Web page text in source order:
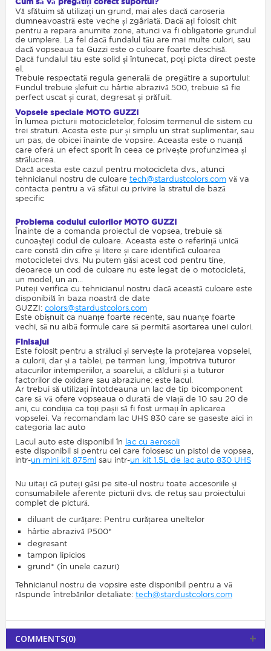
Vă sfătuim să utilizați un grund, mai ales dacă caroseria
dumneavoastră este veche și zgâriată. Dacă ați folosit chit
pentru a repara anumite zone, atunci va fi obligatorie grundul
de umplere. La fel dacă fundalul tău are mai multe culori, sau
dacă vopseaua ta Guzzi este o culoare foarte deschisă.
Dacă fundalul tău este solid și întunecat, poți picta direct peste
el.
Trebuie respectată regula generală de pregătire a suportului:
Fundul trebuie șlefuit cu hârtie abrazivă 500, trebuie să fie
perfect uscat și curat, degresat și prăfuit.
Vopsele speciale MOTO GUZZI
În lumea picturii motocicletelor, folosim termenul de sistem cu
trei straturi. Acesta este pur și simplu un strat suplimentar, sau
un pas, de obicei înainte de vopsire. Aceasta este o nuanță
care oferă un efect sporit în ceea ce privește profunzimea și
strălucirea.
Dacă acesta este cazul pentru motocicleta dvs., atunci
tehnicianul nostru de culoare tech@stardustcolors.com vă va
contacta pentru a vă sfătui cu privire la stratul de bază
specific
Problema codului culorilor MOTO GUZZI
Înainte de a comanda proiectul de vopsea, trebuie să
cunoașteți codul de culoare. Aceasta este o referință unică
care constă din cifre și litere și care identifică culoarea
motocicletei dvs. Nu putem găsi acest cod pentru tine,
deoarece un cod de culoare nu este legat de o motocicletă,
un model, un an...
Puteți verifica cu tehnicianul nostru dacă această culoare este
disponibilă în baza noastră de date
GUZZI: colors@stardustcolors.com
Este obișnuit ca nuanțe foarte recente, sau nuanțe foarte
vechi, să nu aibă formule care să permită asortarea unei culori.
Finisajul
Este folosit pentru a străluci și servește la protejarea vopselei,
a culorii, dar și a tablei, pe termen lung, împotriva tuturor
atacurilor intemperiilor, a soarelui, a căldurii și a tuturor
factorilor de oxidare sau abraziune: este lacul.
Ar trebui să utilizați întotdeauna un lac de tip bicomponent
care să vă ofere vopseaua o durată de viață de 10 sau 20 de
ani, cu condiția ca toți pașii să fi fost urmați în aplicarea
vopselei. Va recomandam lac UHS 830 care se gaseste aici in
categoria lac auto
Lacul auto este disponibil în lac cu aerosoli
este disponibil si pentru cei care folosesc un pistol de vopsea,
intr-un mini kit 875ml sau intr-un kit 1.5L de lac auto 830 UHS
Nu uitați că puteți găsi pe site-ul nostru toate accesoriile și
consumabilele aferente picturii dvs. de retuș sau proiectului
complet de pictură.
diluant de curățare: Pentru curățarea uneltelor
hârtie abrazivă P500*
degresant
tampon lipicios
grund* (în unele cazuri)
Tehnicianul nostru de vopsire este disponibil pentru a vă
răspunde întrebărilor detaliate: tech@stardustcolors.com
COMMENTS(0)